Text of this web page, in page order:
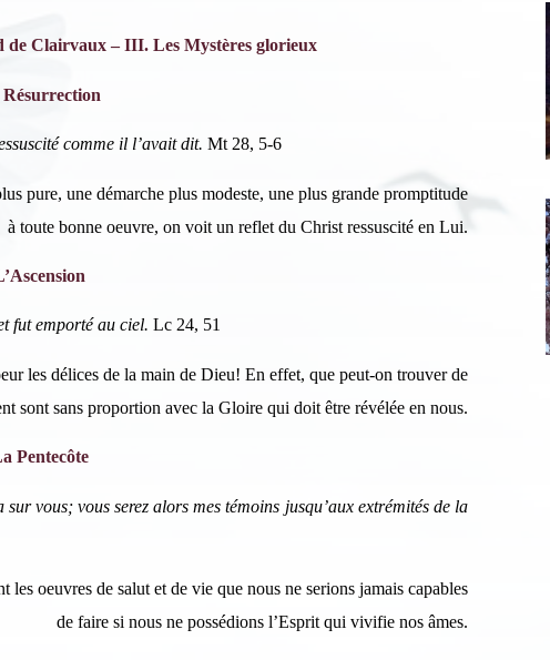
de Clairvaux – III. Les Mystères glorieux
comme il l’avait dit. Mt 28, 5-6
pure, une démarche plus modeste, une plus grande promptitude
à toute bonne oeuvre, on voit un reflet du Christ ressuscité en Lui.
fut emporté au ciel. Lc 24, 51
les délices de la main de Dieu! En effet, que peut-on trouver de
sont sans proportion avec la Gloire qui doit être révélée en nous.
Pentecôte
vous; vous serez alors mes témoins jusqu’aux extrémités de la
oeuvres de salut et de vie que nous ne serions jamais capables
de faire si nous ne possédions l’Esprit qui vivifie nos âmes.
Inscription News Letter
Si vous souhaitez recevoir nos dernières actualités, veuillez
Se désinscrire